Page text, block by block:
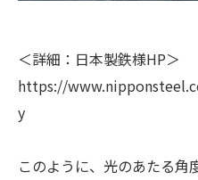
＜詳細：日本製鉄様HP＞
https://
y
このように、光のあたる角